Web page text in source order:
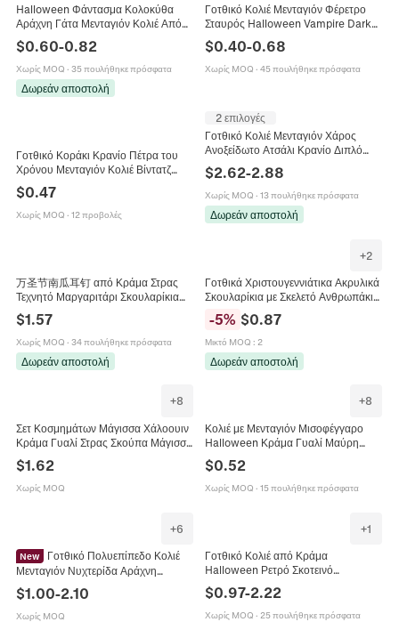
Halloween Φάντασμα Κολοκύθα
Αράχνη Γάτα Μενταγιόν Κολιέ Από
Ανοξείδωτο Ατσάλι Κοσμήματα Δώρα
Πάρτι Γοτθικό Αξεσουάρ
$0.60-0.82
Χωρίς MOQ · 35 πουλήθηκε πρόσφατα
Δωρεάν αποστολή
Γοτθικό Κολιέ Μενταγιόν Φέρετρο
Σταυρός Halloween Vampire Dark
Punk Κοσμήματα από Κράμα
Ψευδαργύρου για Άνδρες Γυναίκες
$0.40-0.68
Χωρίς MOQ · 45 πουλήθηκε πρόσφατα
Γοτθικό Κοράκι Κρανίο Πέτρα του
Χρόνου Μενταγιόν Κολιέ Βίντατζ
Κοσμήματα για Halloween Πάρτι
Αξεσουάρ
$0.47
Χωρίς MOQ · 12 προβολές
2 επιλογές
Γοτθικό Κολιέ Μενταγιόν Χάρος
Ανοξείδωτο Ατσάλι Κρανίο Διπλό
Δρεπάνι Punk Rock Κοσμήματα για
Άνδρες Δώρο Halloween
$2.62-2.88
Χωρίς MOQ · 13 πουλήθηκε πρόσφατα
Δωρεάν αποστολή
万圣节南瓜耳钉 από Κράμα Στρας
Τεχνητό Μαργαριτάρι Σκουλαρίκια
Κολοκύθα για Γυναίκες Φεστιβάλ
Πάρτι Κοσμήματα Δώρο
$1.57
Χωρίς MOQ · 34 πουλήθηκε πρόσφατα
Δωρεάν αποστολή
+2
Γοτθικά Χριστουγεννιάτικα Ακρυλικά
Σκουλαρίκια με Σκελετό Ανθρωπάκι
και Δέντρο Εορταστικά Κοσμήματα
Γυναικεία Αξεσουάρ
-5% $0.87
Μικτό MOQ : 2
Δωρεάν αποστολή
+8
Σετ Κοσμημάτων Μάγισσα Χάλοουιν
Κράμα Γυαλί Στρας Σκούπα Μάγισσα
Σκουλαρίκια Βραχιόλι
$1.62
Χωρίς MOQ
+8
Κολιέ με Μενταγιόν Μισοφέγγαρο
Halloween Κράμα Γυαλί Μαύρη
Εορταστικό Κόσμημα Γυναικείο
$0.52
Χωρίς MOQ · 15 πουλήθηκε πρόσφατα
+6
New
Γοτθικό Πολυεπίπεδο Κολιέ
Μενταγιόν Νυχτερίδα Αράχνη
Halloween από Σίδηρο Κράμα
Βίντατζ Μαύρο Σκοτεινό Στυλ
Γυναικεία Κοσμήματα
$1.00-2.10
Χωρίς MOQ
+1
Γοτθικό Κολιέ από Κράμα
Halloween Ρετρό Σκοτεινό
Κολοκύθα Κρανίο Φάντασμα
Σταυρός Μενταγιόν Με Χάντρες Αίμα
Φούντα Choker Για Γυναίκες Άνδρες
$0.97-2.22
Χωρίς MOQ · 25 πουλήθηκε πρόσφατα